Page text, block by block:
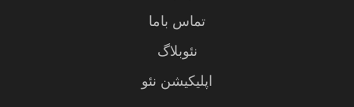
تماس باما
نئوبلاگ
اپلیکیشن نئو